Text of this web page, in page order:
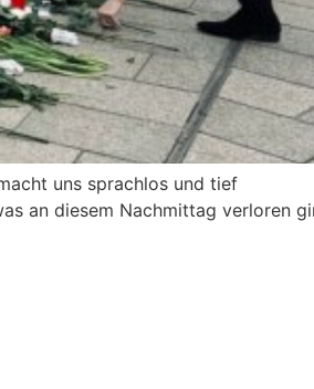
uns sprachlos und tief
an diesem Nachmittag verloren